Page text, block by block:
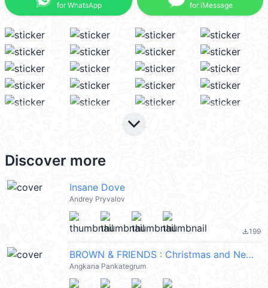
for WhatsApp for iMessage
keyboard_arrow_down
Discover more
Insane Dove
Andrey Pryvalov
file_download199
BROWN & FRIENDS : Christmas and New Year
Angkana Pankategrum